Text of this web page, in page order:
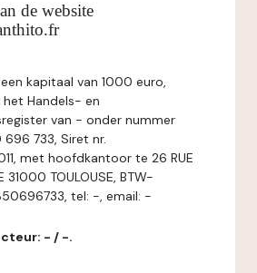
de website
kapitaal van 1000 euro,
het Handels- en
van - onder nummer
733, Siret nr.
met hoofdkantoor te 26 RUE
31000 TOULOUSE, BTW-
tel: -, email: -
- / -.